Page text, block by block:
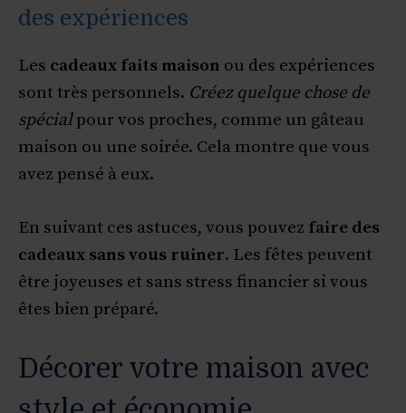
des expériences
Les cadeaux faits maison ou des expériences
sont très personnels. Créez quelque chose de
spécialpour vos proches, comme un gâteau
maison ou une soirée. Cela montre que vous
avez pensé à eux.
En suivant ces astuces, vous pouvez faire des
cadeaux sans vous ruiner. Les fêtes peuvent
être joyeuses et sans stress financier si vous
êtes bien préparé.
Décorer votre maison avec